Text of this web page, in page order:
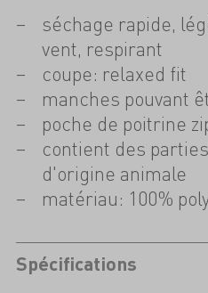
séchage rapide,
vent, respirant
coupe: relaxed fit
manches pouvant
poche de poitrine
contient des
d'origine animale
matériau: 100%
Spécifications